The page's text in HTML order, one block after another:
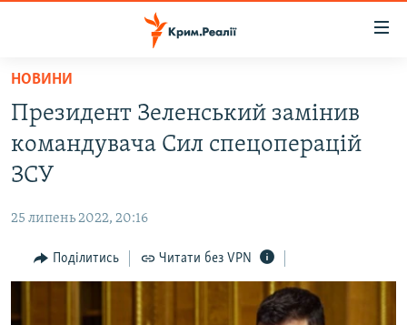
Перейти
основного
матеріалу
Перейти
до
основної
Перейти
до
ВОДА.КРИМ
ВІДЕО ТА ФОТО
БЛОГИ
ПОГЛЯД
НОВИНИ
Президент Зеленський замінив
командувача Сил спецоперацій
ЗСУ
25 липень 2022, 20:16
Поділитись Читати без VPN